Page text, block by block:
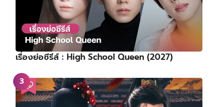
เรื่องย่อซีรีส์ : High School Queen (2027)